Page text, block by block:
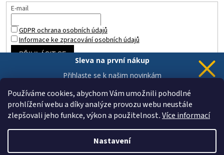
Používáme cookies, abychom Vám umožnili pohodlné
prohlížení webu a díky analýze provozu webu neustále
zlepšovali jeho funkce, výkon a použitelnost.Více informací
Nastavení
E-mail
GDPR ochrana osobních údajů
Informace ke zpracování osobních údajů
PŘIHLÁSIT SE
Vytvořil Shoptet
Sleva na první nákup
Přihlaste se k našim novinkám
Chci novinky a slevu
Vaše data jsou u nás v bezpečí.